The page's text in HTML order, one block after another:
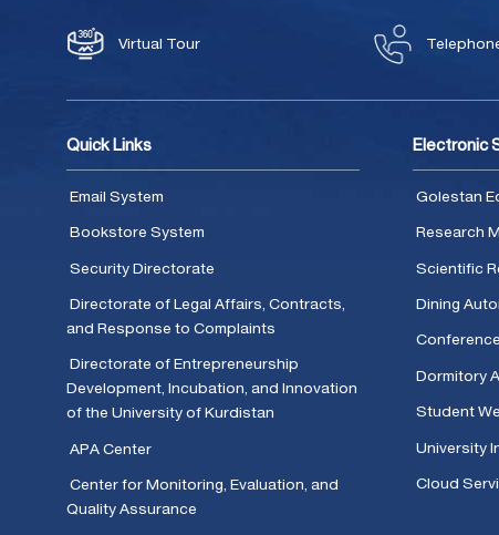
Virtual Tour
Quick Links
Email System
Bookstore System
Security Directorate
Directorate of Legal Affairs, Contracts,
and Response to Complaints
Directorate of Entrepreneurship
Development, Incubation, and Innovation
of the University of Kurdistan
APA Center
Center for Monitoring, Evaluation, and
Quality Assurance
Electronic
Golestan
Research
Scientific
Dining
Dormitory
Student
University
Cloud